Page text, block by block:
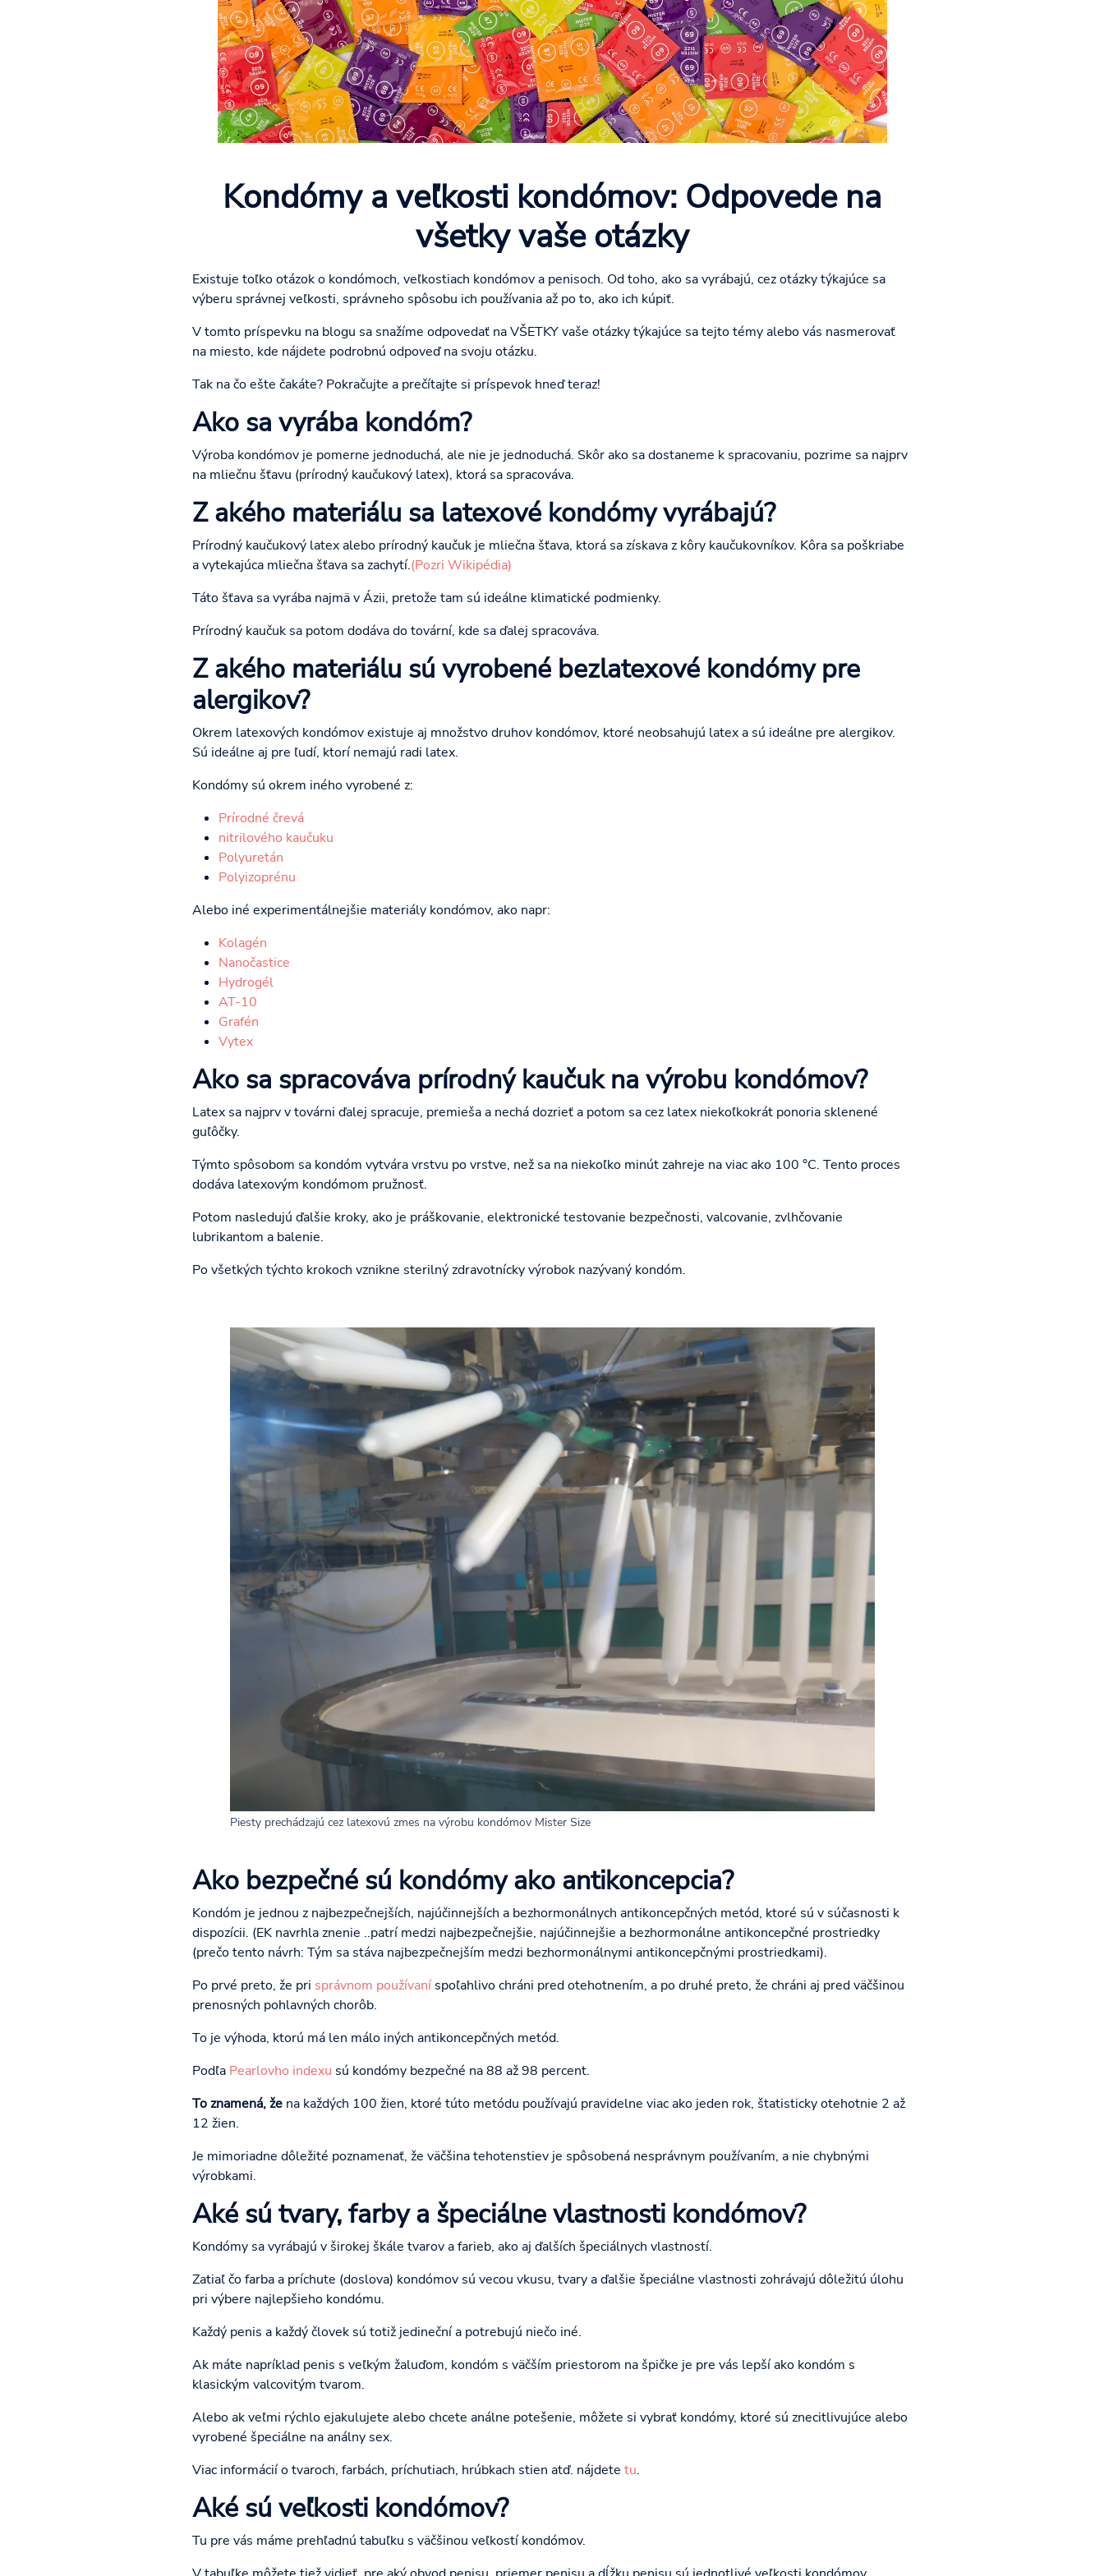
Kondómy a veľkosti kondómov: Odpovede na
všetky vaše otázky
Existuje toľko otázok o kondómoch, veľkostiach kondómov a penisoch. Od toho, ako sa vyrábajú, cez otázky týkajúce sa
výberu správnej veľkosti, správneho spôsobu ich používania až po to, ako ich kúpiť.
V tomto príspevku na blogu sa snažíme odpovedať na VŠETKY vaše otázky týkajúce sa tejto témy alebo vás nasmerovať
na miesto, kde nájdete podrobnú odpoveď na svoju otázku.
Tak na čo ešte čakáte? Pokračujte a prečítajte si príspevok hneď teraz!
Ako sa vyrába kondóm?
Výroba kondómov je pomerne jednoduchá, ale nie je jednoduchá. Skôr ako sa dostaneme k spracovaniu, pozrime sa najprv
na mliečnu šťavu (prírodný kaučukový latex), ktorá sa spracováva.
Z akého materiálu sa latexové kondómy vyrábajú?
Prírodný kaučukový latex alebo prírodný kaučuk je mliečna šťava, ktorá sa získava z kôry kaučukovníkov. Kôra sa poškriabe
a vytekajúca mliečna šťava sa zachytí.(Pozri Wikipédia)
Táto šťava sa vyrába najmä v Ázii, pretože tam sú ideálne klimatické podmienky.
Prírodný kaučuk sa potom dodáva do tovární, kde sa ďalej spracováva.
Z akého materiálu sú vyrobené bezlatexové kondómy pre
alergikov?
Okrem latexových kondómov existuje aj množstvo druhov kondómov, ktoré neobsahujú latex a sú ideálne pre alergikov.
Sú ideálne aj pre ľudí, ktorí nemajú radi latex.
Kondómy sú okrem iného vyrobené z:
Prírodné črevá
nitrilového kaučuku
Polyuretán
Polyizoprénu
Alebo iné experimentálnejšie materiály kondómov, ako napr:
Kolagén
Nanočastice
Hydrogél
AT-10
Grafén
Vytex
Ako sa spracováva prírodný kaučuk na výrobu kondómov?
Latex sa najprv v továrni ďalej spracuje, premieša a nechá dozrieť a potom sa cez latex niekoľkokrát ponoria sklenené
guľôčky.
Týmto spôsobom sa kondóm vytvára vrstvu po vrstve, než sa na niekoľko minút zahreje na viac ako 100 °C. Tento proces
dodáva latexovým kondómom pružnosť.
Potom nasledujú ďalšie kroky, ako je práškovanie, elektronické testovanie bezpečnosti, valcovanie, zvlhčovanie
lubrikantom a balenie.
Po všetkých týchto krokoch vznikne sterilný zdravotnícky výrobok nazývaný kondóm.
Piesty prechádzajú cez latexovú zmes na výrobu kondómov Mister Size
Ako bezpečné sú kondómy ako antikoncepcia?
Kondóm je jednou z najbezpečnejších, najúčinnejších a bezhormonálnych antikoncepčných metód, ktoré sú v súčasnosti k
dispozícii. (EK navrhla znenie ..patrí medzi najbezpečnejšie, najúčinnejšie a bezhormonálne antikoncepčné prostriedky
(prečo tento návrh: Tým sa stáva najbezpečnejším medzi bezhormonálnymi antikoncepčnými prostriedkami).
Po prvé preto, že pri správnom používaníspoľahlivo chráni pred otehotnením, a po druhé preto, že chráni aj pred väčšinou
prenosných pohlavných chorôb.
To je výhoda, ktorú má len málo iných antikoncepčných metód.
Podľa Pearlovho indexu sú kondómy bezpečné na 88 až 98 percent.
To znamená, žena každých 100 žien, ktoré túto metódu používajú pravidelne viac ako jeden rok, štatisticky otehotnie 2 až
12 žien.
Je mimoriadne dôležité poznamenať, že väčšina tehotenstiev je spôsobená nesprávnym používaním, a nie chybnými
výrobkami.
Aké sú tvary, farby a špeciálne vlastnosti kondómov?
Kondómy sa vyrábajú v širokej škále tvarov a farieb, ako aj ďalších špeciálnych vlastností.
Zatiaľ čo farba a príchute (doslova) kondómov sú vecou vkusu, tvary a ďalšie špeciálne vlastnosti zohrávajú dôležitú úlohu
pri výbere najlepšieho kondómu.
Každý penis a každý človek sú totiž jedineční a potrebujú niečo iné.
Ak máte napríklad penis s veľkým žaluďom, kondóm s väčším priestorom na špičke je pre vás lepší ako kondóm s
klasickým valcovitým tvarom.
Alebo ak veľmi rýchlo ejakulujete alebo chcete análne potešenie, môžete si vybrať kondómy, ktoré sú znecitlivujúce alebo
vyrobené špeciálne na análny sex.
Viac informácií o tvaroch, farbách, príchutiach, hrúbkach stien atď. nájdete tu.
Aké sú veľkosti kondómov?
Tu pre vás máme prehľadnú tabuľku s väčšinou veľkostí kondómov.